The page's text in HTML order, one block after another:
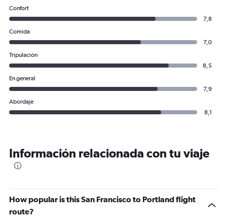
Confort
7,8
Comida
7,0
Tripulación
8,5
En general
7,9
Abordaje
8,1
Información relacionada con tu viaje
How popular is this San Francisco to Portland flight
route?